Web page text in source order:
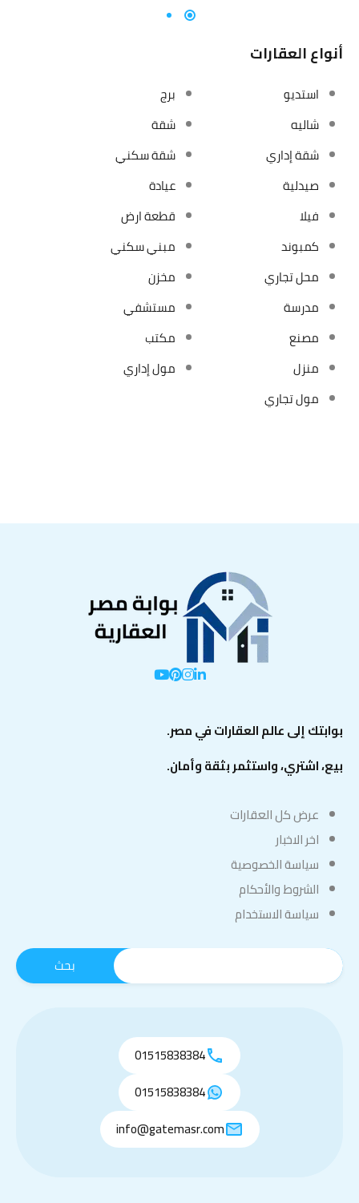
أنواع العقارات
استديو
برج
شاليه
شقة
شقة إداري
شقة سكني
صيدلية
عيادة
فيلا
قطعة ارض
كمبوند
مبني سكني
محل تجاري
مخزن
مدرسة
مستشفي
مصنع
مكتب
منزل
مول إداري
مول تجاري
بوابتك إلى عالم العقارات في مصر.
بيع، اشتري، واستثمر بثقة وأمان.
عرض كل العقارات
اخر الاخبار
سياسة الخصوصية
الشروط والأحكام
سياسة الاستخدام
01515838384
01515838384
info@gatemasr.com